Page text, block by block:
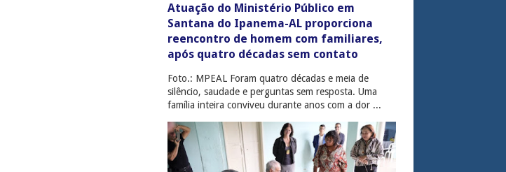
Atuação do Ministério Público em
Santana do Ipanema-AL proporciona
reencontro de homem com familiares,
após quatro décadas sem contato
Foto.: MPEAL Foram quatro décadas e meia de
silêncio, saudade e perguntas sem resposta. Uma
família inteira conviveu durante anos com a dor ...